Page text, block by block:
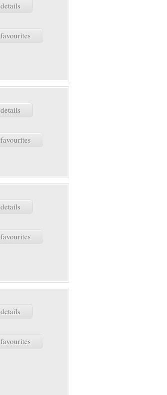
details
favourites
details
favourites
details
favourites
details
favourites